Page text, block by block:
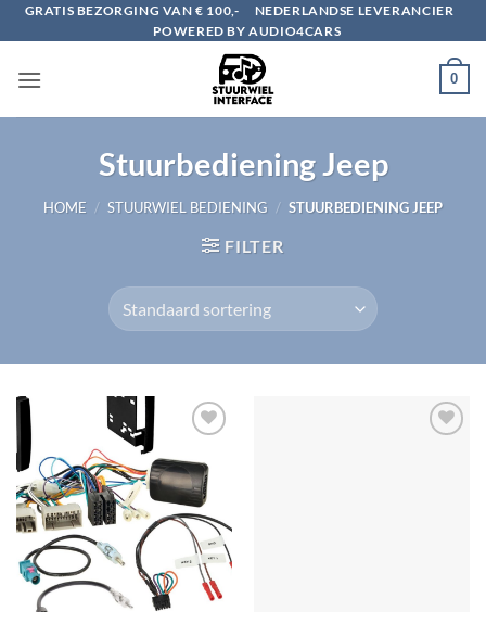
naar
GRATIS BEZORGING VAN € 100,-
NEDERLANDSE LEVERANCIER
POWERED BY AUDIO4CARS
0
Stuurbediening Jeep
HOME / STUURWIEL BEDIENING / STUURBEDIENING JEEP
FILTER
aan
verlanglijst